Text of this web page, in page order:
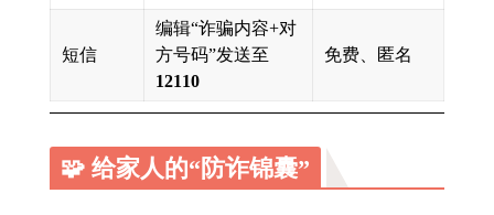
短信
编辑“诈骗内容+对
方号码”发送至
12110
免费、匿名
🧩 给家人的“防诈锦囊”